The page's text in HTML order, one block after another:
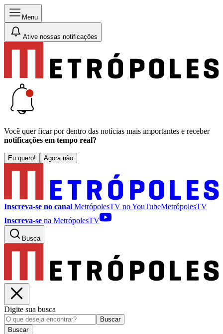
Menu
Ative nossas notificações
Você quer ficar por dentro das notícias mais importantes e receber
notificações em tempo real?
Eu quero! Agora não
Inscreva-se no canal MetrópolesTV noYouTubeMetrópolesTV
Inscreva-se na MetrópolesTV
Busca
Digite sua busca
Buscar
Buscar